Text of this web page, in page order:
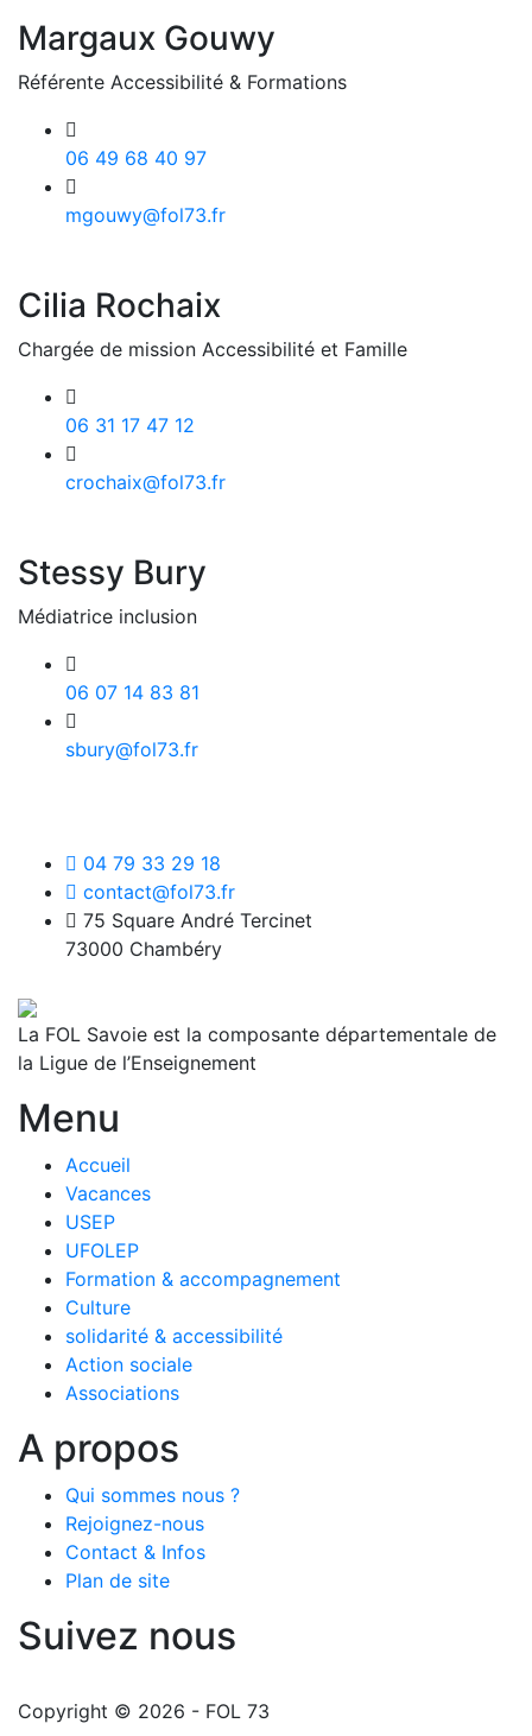
Margaux Gouwy
Référente Accessibilité & Formations
06 49 68 40 97
mgouwy@fol73.fr
Cilia Rochaix
Chargée de mission Accessibilité et Famille
06 31 17 47 12
crochaix@fol73.fr
Stessy Bury
Médiatrice inclusion
06 07 14 83 81
sbury@fol73.fr
04 79 33 29 18
contact@fol73.fr
75 Square André Tercinet
73000 Chambéry
La FOL Savoie est la composante départementale de
la Ligue de l’Enseignement
Menu
Accueil
Vacances
USEP
UFOLEP
Formation & accompagnement
Culture
solidarité & accessibilité
Action sociale
Associations
A propos
Qui sommes nous ?
Rejoignez-nous
Contact & Infos
Plan de site
Suivez nous
Copyright © 2026 - FOL 73